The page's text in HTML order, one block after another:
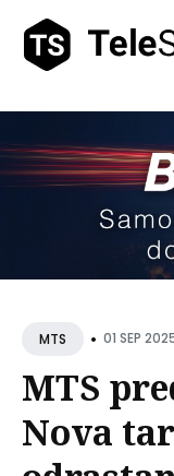
MTS • 01 SEP
MTS
Nova